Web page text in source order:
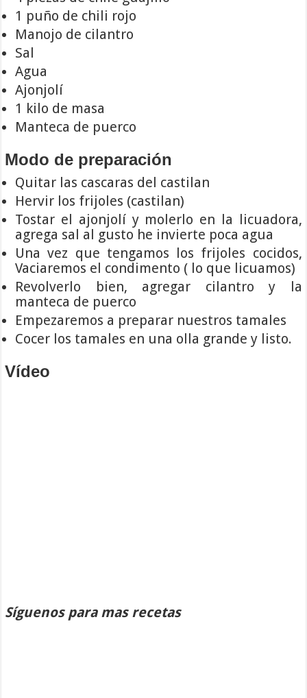
1 puño de chili rojo
Manojo de cilantro
Sal
Agua
Ajonjolí
1 kilo de masa
Manteca de puerco
Modo de preparación
Quitar las cascaras del castilan
Hervir los frijoles (castilan)
Tostar el ajonjolí y molerlo en la licuadora,
agrega sal al gusto he invierte poca agua
Una vez que tengamos los frijoles cocidos,
Vaciaremos el condimento ( lo que licuamos)
Revolverlo bien, agregar cilantro y la
manteca de puerco
Empezaremos a preparar nuestros tamales
Cocer los tamales en una olla grande y listo.
Vídeo
Síguenos para mas recetas